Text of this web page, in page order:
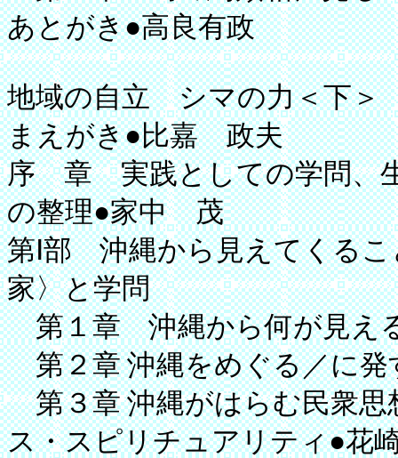
あとがき●高良有政
地域の自立 シマの力＜下＞
まえがき●比嘉 政夫
序 章 実践としての学問、
の整理●家中 茂
第Ⅰ部 沖縄から見えてくる
家〉と学問
第１章 沖縄から何が見え
第２章 沖縄をめぐる／に発
第３章 沖縄がはらむ民衆
ス・スピリチュアリティ●花